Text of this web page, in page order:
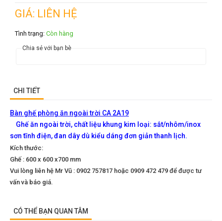
GIÁ: LIÊN HỆ
Tình trạng: Còn hàng
Chia sẻ với bạn bè
CHI TIẾT
Bàn ghế phòng ăn ngoài trời CA 2A19
Ghế ăn ngoài trời, chất liệu khung kim loại: sắt/nhôm/inox
sơn tĩnh điện, đan dây dù kiểu dáng đơn giản thanh lịch.
Kích thước:
Ghế : 600 x 600 x700 mm
Vui lòng liên hệ Mr Vũ : 0902 757817 hoặc 0909 472 479 để được tư
vấn và báo giá.
CÓ THỂ BẠN QUAN TÂM